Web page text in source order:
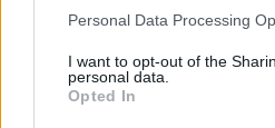
Personal Data Processing
I want to opt-out of the
personal data.
Opted In
Įvardinti visi dvylika JAV
kurie sieks aukso